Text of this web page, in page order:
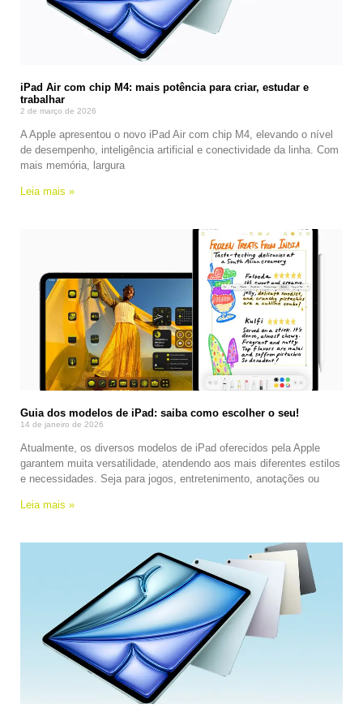
iPad Air com chip M4: mais potência para criar, estudar e
trabalhar
2 de março de 2026
A Apple apresentou o novo iPad Air com chip M4, elevando o nível
de desempenho, inteligência artificial e conectividade da linha. Com
mais memória, largura
Leia mais »
Guia dos modelos de iPad: saiba como escolher o seu!
14 de janeiro de 2026
Atualmente, os diversos modelos de iPad oferecidos pela Apple
garantem muita versatilidade, atendendo aos mais diferentes estilos
e necessidades. Seja para jogos, entretenimento, anotações ou
Leia mais »